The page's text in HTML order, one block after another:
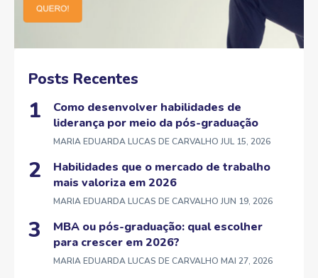
Posts Recentes
Como desenvolver habilidades de
liderança por meio da pós-graduação
MARIA EDUARDA LUCAS DE CARVALHO JUL 15, 2026
Habilidades que o mercado de trabalho
mais valoriza em 2026
MARIA EDUARDA LUCAS DE CARVALHO JUN 19, 2026
MBA ou pós-graduação: qual escolher
para crescer em 2026?
MARIA EDUARDA LUCAS DE CARVALHO MAI 27, 2026